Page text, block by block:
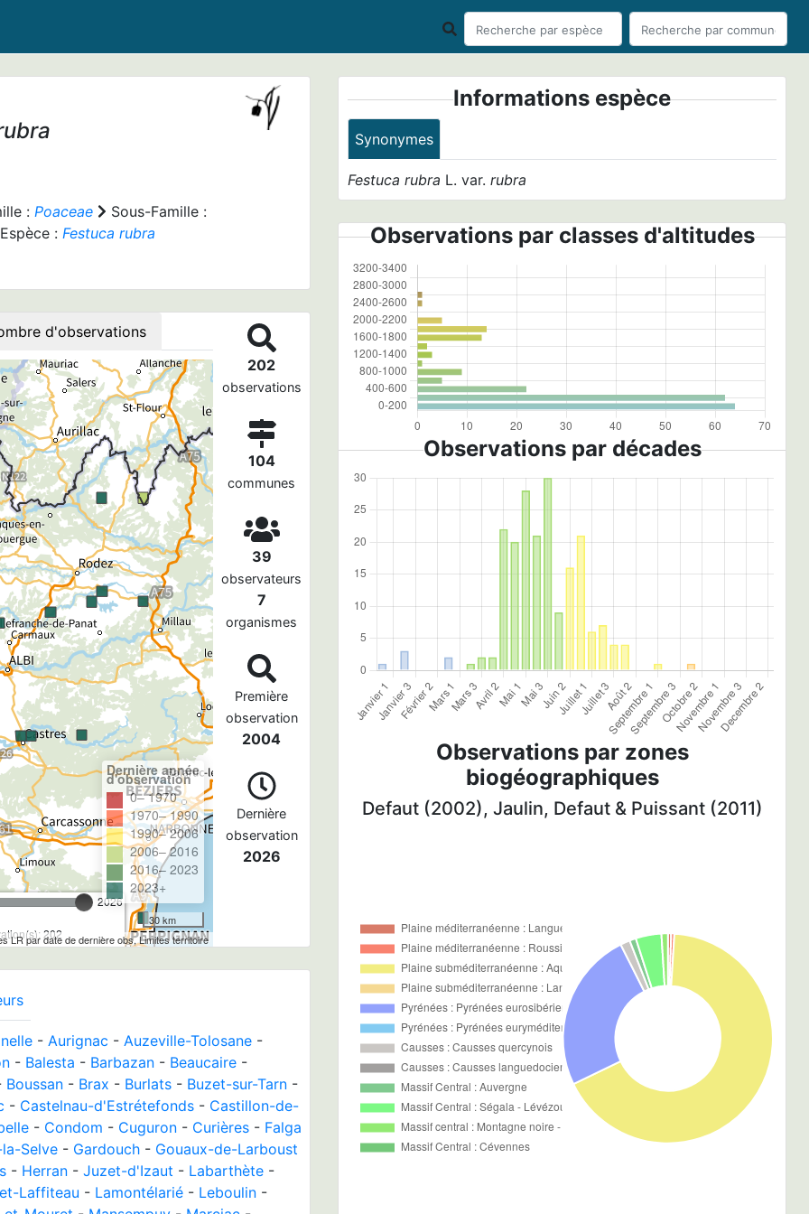
: Poaceae
Sous-Famille :
: Festuca rubra
d'observations
2026
202
Dernière année
d'observation
0– 1970
1970– 1990
1990– 2006
2006– 2016
2016– 2023
2023+
30 km
LR par date de dernière obs, Limites territoire
202
observations
104
communes
39
observateurs
7
organismes
Première
observation
2004
Dernière
observation
2026
- Aurignac - Auzeville-Tolosane -
- Balesta - Barbazan - Beaucaire -
Boussan - Brax - Burlats - Buzet-sur-Tarn -
- Castelnau-d'Estrétefonds - Castillon-de-
- Condom - Cuguron - Curières - Falga
Selve - Gardouch - Gouaux-de-Larboust
- Herran - Juzet-d'Izaut - Labarthète -
Laffiteau - Lamontélarié - Leboulin -
Informations espèce
Synonymes
Festuca rubra L. var. rubra
Observations par classes d'altitudes
Observations par décades
Observations par zones
biogéographiques
Defaut (2002), Jaulin, Defaut & Puissant (2011)